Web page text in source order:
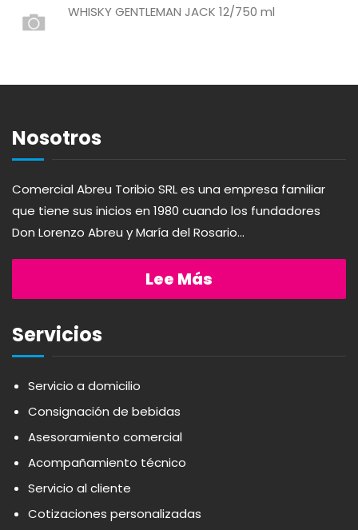
HARINAS
MIELES Y MERMELADAS
OTROS
PASTAS
PICADERAS
SALSAS
ABSOLUT
APERITIVO
AQUA
ARDUINI
ARIENZO DE MARQUEZ
WHISKY GENTLEMAN JACK 12/750 ml
Nosotros
Comercial Abreu Toribio SRL es una empresa familiar
que tiene sus inicios en 1980 cuando los fundadores
Don Lorenzo Abreu y María del Rosario...
Lee Más
Servicios
Servicio a domicilio
Consignación de bebidas
Asesoramiento comercial
Acompañamiento técnico
Servicio al cliente
Cotizaciones personalizadas